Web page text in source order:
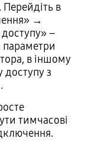
в
→
–
параметри
в іншому
доступу з
тимчасові